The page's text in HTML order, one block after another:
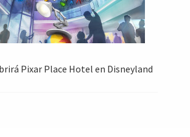
Pixar Place Hotel en Disneyland